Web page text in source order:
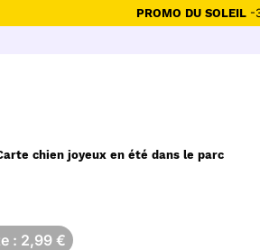
PROMO DU SOLEIL-
chien joyeux en été dans le parc
: 2,99 €